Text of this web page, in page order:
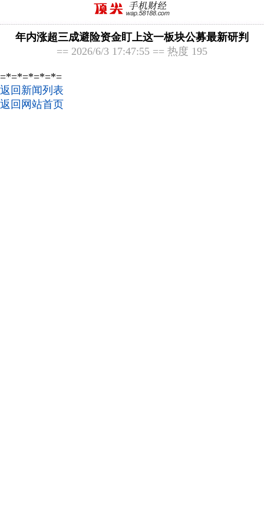
年内涨超三成避险资金盯上这一板块公募最新研判
== 2026/6/3 17:47:55 == 热度 195
=*=*=*=*=*=
返回新闻列表
返回网站首页